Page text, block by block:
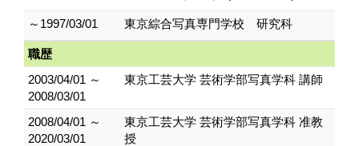
～1997/03/01 東京綜合写真専門学校 研究科
職歴
2003/04/01 ～
2008/03/01
東京工芸大学 芸術学部写真学科 講師
2008/04/01 ～
2020/03/01
東京工芸大学 芸術学部写真学科 准教
授